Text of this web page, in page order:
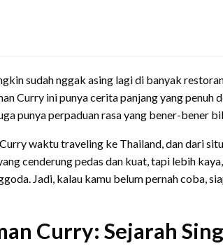
sudah nggak asing lagi di banyak
Curry ini punya cerita panjang yang penuh
punya perpaduan rasa yang bener-bener
waktu traveling ke Thailand, dan dari
cenderung pedas dan kuat, tapi lebih
Jadi, kalau kamu belum pernah coba,
Curry: Sejarah